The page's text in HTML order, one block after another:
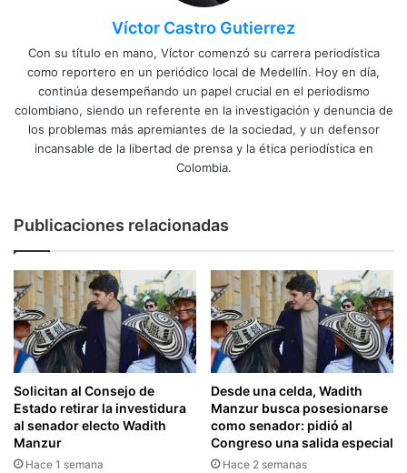
Víctor Castro Gutierrez
Con su título en mano, Víctor comenzó su carrera periodística
como reportero en un periódico local de Medellín. Hoy en día,
continúa desempeñando un papel crucial en el periodismo
colombiano, siendo un referente en la investigación y denuncia de
los problemas más apremiantes de la sociedad, y un defensor
incansable de la libertad de prensa y la ética periodística en
Colombia.
Publicaciones relacionadas
Solicitan al Consejo de
Estado retirar la investidura
al senador electo Wadith
Manzur
Hace 1 semana
Desde una celda, Wadith
Manzur busca posesionarse
como senador: pidió al
Congreso una salida especial
Hace 2 semanas